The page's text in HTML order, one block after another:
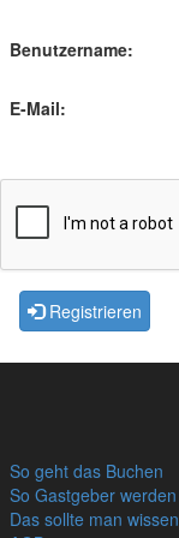
Benutzername:
E-Mail:
Registrieren
So geht das Buchen
So Gastgeber werden
Das sollte man wissen